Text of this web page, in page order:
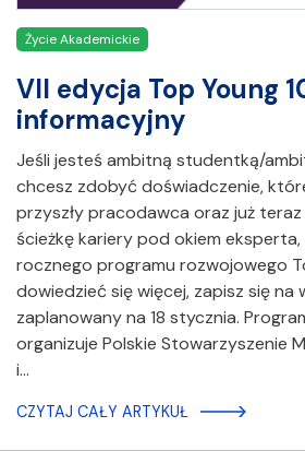
Życie Akademickie
VII edycja Top Young
informacyjny
Jeśli jesteś ambitną studentką/
chcesz zdobyć doświadczenie,
przyszły pracodawca oraz już
ścieżkę kariery pod okiem
rocznego programu rozwojowego
dowiedzieć się więcej, zapisz się
zaplanowany na 18 stycznia.
organizuje Polskie Stowarzyszenie
i…
CZYTAJ CAŁY ARTYKUŁ